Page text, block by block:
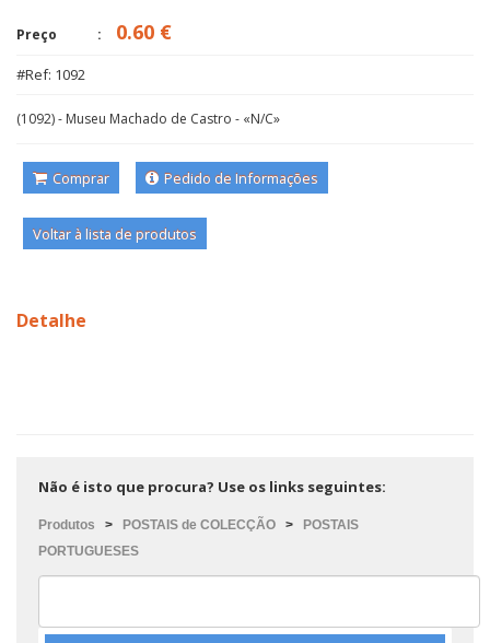
Preço 0.60 €
#Ref: 1092
(1092) - Museu Machado de Castro - «N/C»
Comprar Pedido de Informações
Voltar à lista de produtos
Detalhe
Não é isto que procura? Use os links seguintes:
Produtos > POSTAIS de COLECÇÃO >
POSTAIS
PORTUGUESES